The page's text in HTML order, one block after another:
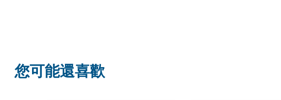
您可能還喜歡